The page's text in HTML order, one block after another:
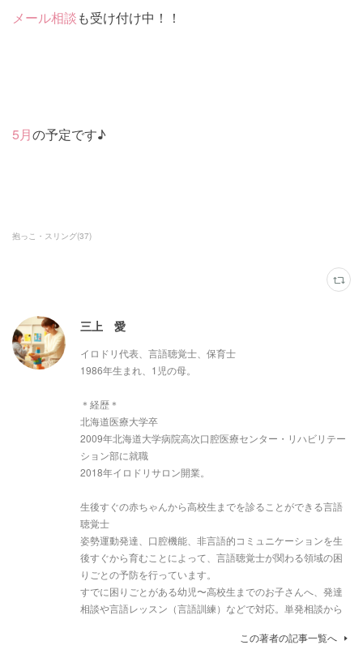
メール相談も受け付け中！！
5月の予定です♪
抱っこ・スリング(37)
三上 愛
イロドリ代表、言語聴覚士、保育士
1986年生まれ、1児の母。
＊経歴＊
北海道医療大学卒
2009年北海道大学病院高次口腔医療センター・リハビリテー
ション部に就職
2018年イロドリサロン開業。
生後すぐの赤ちゃんから高校生までを診ることができる言語
聴覚士
姿勢運動発達、口腔機能、非言語的コミュニケーションを生
後すぐから育むことによって、言語聴覚士が関わる領域の困
りごとの予防を行っています。
すでに困りごとがある幼児〜高校生までのお子さんへ、発達
相談や言語レッスン（言語訓練）などで対応。単発相談から
この著者の記事一覧へ